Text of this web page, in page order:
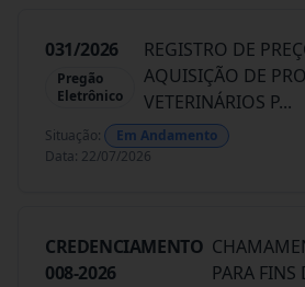
031/2026
Pregão
Eletrônico
REGISTRO DE
AQUISIÇÃO DE
VETERINÁRIOS P...
Situação:
Em Andamento
Data: 22/07/2026
CREDENCIAMENTO
008-2026
PARA FINS